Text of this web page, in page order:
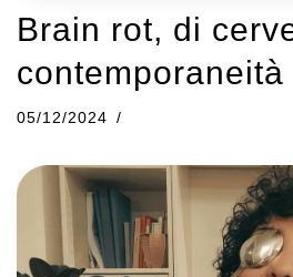
Brain rot, di
contemporaneità
05/12/2024